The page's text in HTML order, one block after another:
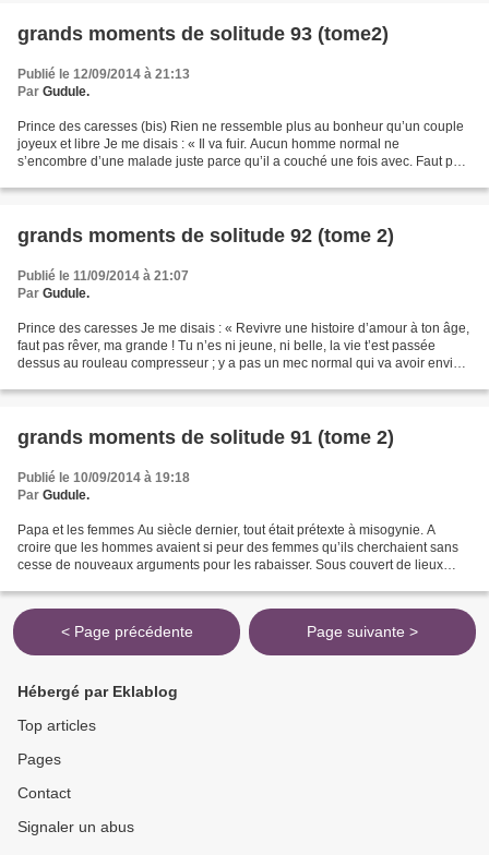
grands moments de solitude 93 (tome2)
Publié le 12/09/2014 à 21:13
Par Gudule.
Prince des caresses (bis) Rien ne ressemble plus au bonheur qu’un couple
joyeux et libre Je me disais : « Il va fuir. Aucun homme normal ne
s’encombre d’une malade juste parce qu’il a couché une fois avec. Faut pas
grands moments de solitude 92 (tome 2)
Publié le 11/09/2014 à 21:07
Par Gudule.
Prince des caresses Je me disais : « Revivre une histoire d’amour à ton âge,
faut pas rêver, ma grande ! Tu n’es ni jeune, ni belle, la vie t’est passée
dessus au rouleau compresseur ; y a pas un mec normal qui va avoir envie
grands moments de solitude 91 (tome 2)
Publié le 10/09/2014 à 19:18
Par Gudule.
Papa et les femmes Au siècle dernier, tout était prétexte à misogynie. A
croire que les hommes avaient si peur des femmes qu’ils cherchaient sans
cesse de nouveaux arguments pour les rabaisser. Sous couvert de lieux
< Page précédente Page suivante >
Hébergé par Eklablog
Top articles
Pages
Contact
Signaler un abus